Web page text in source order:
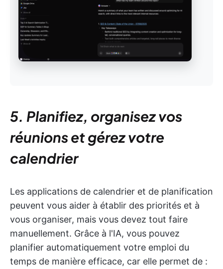
5. Planifiez, organisez vos
réunions et gérez votre
calendrier
Les applications de calendrier et de planification
peuvent vous aider à établir des priorités et à
vous organiser, mais vous devez tout faire
manuellement. Grâce à l'IA, vous pouvez
planifier automatiquement votre emploi du
temps de manière efficace, car elle permet de :